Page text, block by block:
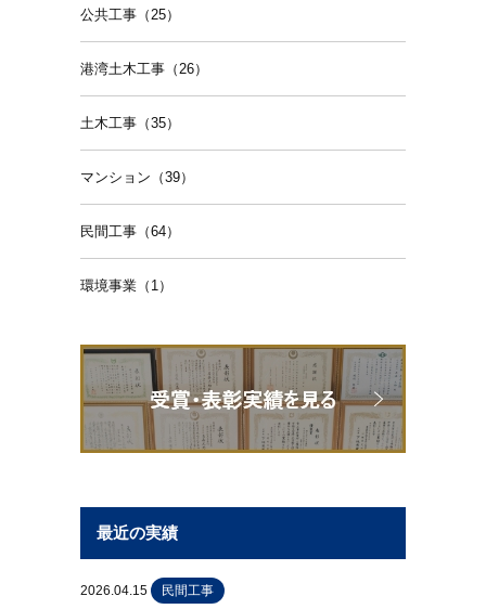
公共工事（25）
港湾土木工事（26）
土木工事（35）
マンション（39）
民間工事（64）
環境事業（1）
最近の実績
2026.04.15 民間工事